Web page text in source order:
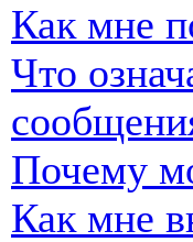
Как мне
Что
Почему
Как мне